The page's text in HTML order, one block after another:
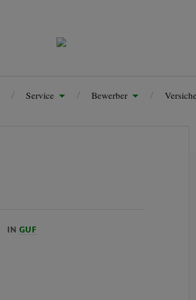
Service Bewerber
INGUF